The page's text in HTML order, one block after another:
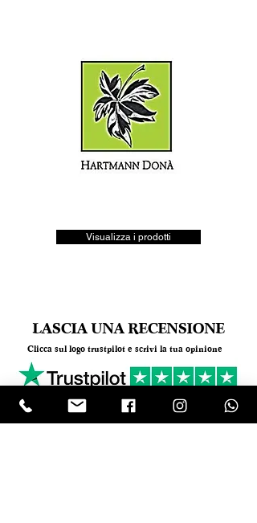
Visualizza i prodotti
LASCIA UNA RECENSIONE
Clicca sul logo trustpilot e scrivi la tua opinione
Tel.+390818501178 info@garumpompei.it